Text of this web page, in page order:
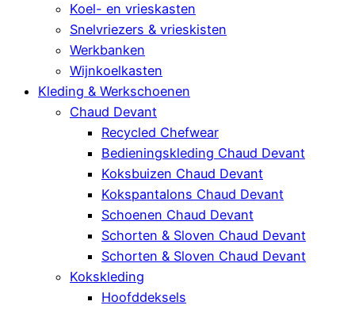
Koel- en vrieskasten
Snelvriezers & vrieskisten
Werkbanken
Wijnkoelkasten
Kleding & Werkschoenen
Chaud Devant
Recycled Chefwear
Bedieningskleding Chaud Devant
Koksbuizen Chaud Devant
Kokspantalons Chaud Devant
Schoenen Chaud Devant
Schorten & Sloven Chaud Devant
Schorten & Sloven Chaud Devant
Kokskleding
Hoofddeksels